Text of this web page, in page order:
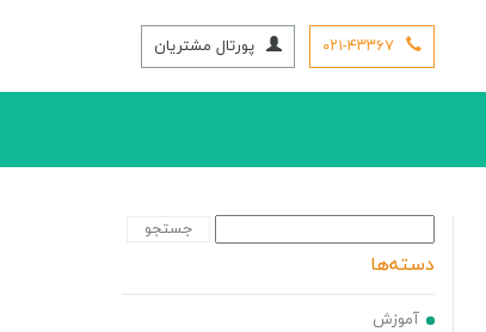
۰۲۱-۴۳۳۶۷ پورتال مشتریان
دسته‌ها
آموزش